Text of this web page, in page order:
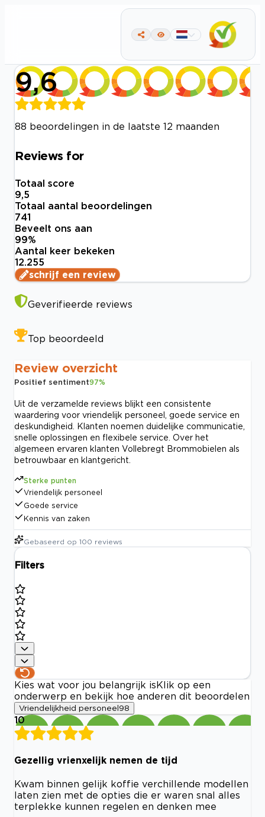
9,6
88 beoordelingen in de laatste 12 maanden
Reviews for
Totaal score
9,5
Totaal aantal beoordelingen
741
Beveelt ons aan
99%
Aantal keer bekeken
12.255
schrijf een review
Geverifieerde reviews
Top beoordeeld
Review overzicht
Positief sentiment97%
Uit de verzamelde reviews blijkt een consistente
waardering voor vriendelijk personeel, goede service en
deskundigheid. Klanten noemen duidelijke communicatie,
snelle oplossingen en flexibele service. Over het
algemeen ervaren klanten Vollebregt Brommobielen als
betrouwbaar en klantgericht.
Sterke punten
Vriendelijk personeel
Goede service
Kennis van zaken
Gebaseerd op 100 reviews
Filters
Kies wat voor jou belangrijk is Klik op een
onderwerp en bekijk hoe anderen dit beoordelen
Vriendelijkheid personeel 98
10
Gezellig vrienxelijk nemen de tijd
Kwam binnen gelijk koffie verchillende modellen
laten zien met de opties die er waren snal alles
terplekke kunnen regelen en denken mee